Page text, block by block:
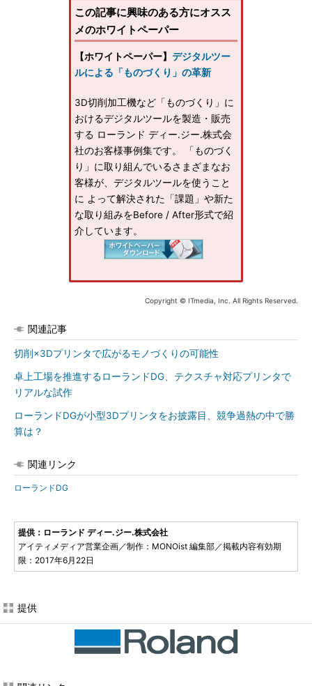
この記事に興味のある方にオスス
メのホワイトペーパー
【ホワイトペーパー】 デジタルツー
ルによる「ものづくり」の革新
3D切削加工機など「ものづくり」に
おけるデジタルツールを製造・販売
する ローランド ディー.ジー.株式会
社のお客様事例集です。 「ものづく
り」に取り組んでいるさまざまなお
客様が、デジタルツールを使うこと
に よって解決された「課題」や新た
な取り組みをBefore / After形式で紹
介しています。
Copyright © ITmedia, Inc. All Rights Reserved.
関連記事
切削×3Dプリンタで広がるモノづくりの可能性
卓上工場を推進するローランドDG、テクスチャ対応プリンタで
リアルな試作
ローランドDGが小型3Dプリンタをお披露目、競争過熱の中で勝
算は？
関連リンク
ローランドDG
提供：ローランド ディー.ジー.株式会社
アイティメディア営業企画／制作：MONOist 編集部／掲載内容有効期
限：2017年6月22日
提供